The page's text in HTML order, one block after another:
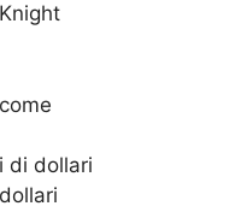
di dollari